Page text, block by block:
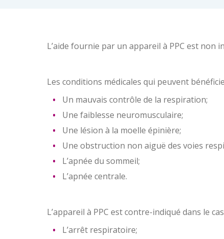
L’aide fournie par un appareil à PPC est non
Les conditions médicales qui peuvent
Un mauvais contrôle de la respiration;
Une faiblesse neuromusculaire;
Une lésion à la moelle épinière;
Une obstruction non aiguë des voies
L’apnée du sommeil;
L’apnée centrale.
L’appareil à PPC est contre-indiqué dans le
L’arrêt respiratoire;